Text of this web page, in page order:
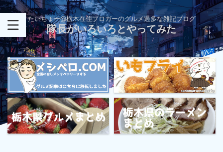
たいちょー@栃木在住ブロガーのグルメ過多な雑記ブログ
隊長がいろいろとやってみた